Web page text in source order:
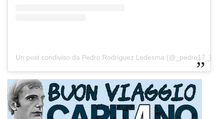
Un post condiviso da Pedro Rodriguez Ledesma (@_pedro17_)